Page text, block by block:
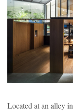
Located at an alley